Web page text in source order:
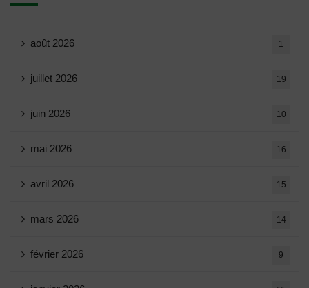
août 2026 1
juillet 2026 19
juin 2026 10
mai 2026 16
avril 2026 15
mars 2026 14
février 2026 9